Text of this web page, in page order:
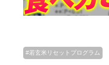
#若玄米リセットプログラム